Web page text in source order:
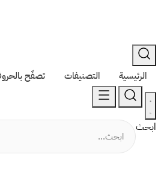
الرئيسية التصنيفات تصفّح
ابحث